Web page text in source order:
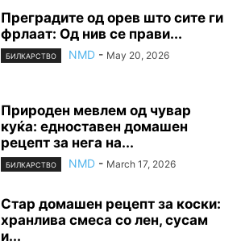
Преградите од орев што сите ги
фрлаат: Од нив се прави...
БИЛКАРСТВО NMD - May 20, 2026
Природен мевлем од чувар
куќа: едноставен домашен
рецепт за нега на...
БИЛКАРСТВО NMD - March 17, 2026
Стар домашен рецепт за коски:
хранлива смеса со лен, сусам
и...